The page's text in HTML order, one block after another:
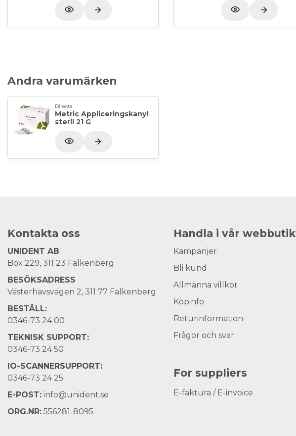
Andra varumärken
Directa
Metric Appliceringskanyl
steril 21 G
Kontakta oss
UNIDENT AB
Box 229, 311 23 Falkenberg
BESÖKSADRESS
Västerhavsvägen 2, 311 77 Falkenberg
BESTÄLL:
0346-73 24 00
TEKNISK SUPPORT:
0346-73 24 50
IO-SCANNERSUPPORT:
0346-73 24 25
E-POST: info@unident.se
ORG.NR: 556281-8095
Handla i vår webbutik
Kampanjer
Bli kund
Allmänna villkor
Köpinfo
Returinformation
Frågor och svar
For suppliers
E-faktura / E-invoice